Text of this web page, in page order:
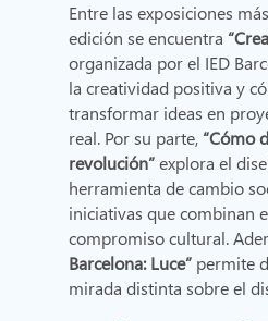
Entre las exposiciones
edición se encuentra
organizada por el IED
la creatividad positiva y
transformar ideas en
real. Por su parte,“Cómo
revolución”explora el
herramienta de cambio
iniciativas que combinan
compromiso cultural.
Barcelona: Luce” permite
mirada distinta sobre el